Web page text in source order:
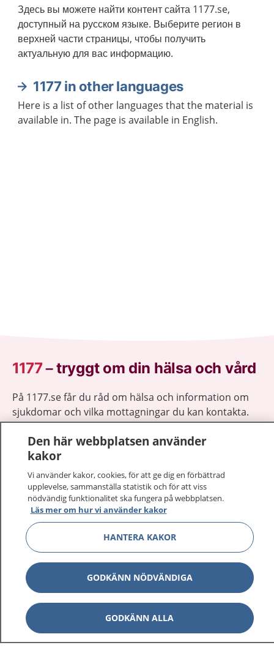
Здесь вы можете найти контент сайта 1177.se,
доступный на русском языке. Выберите регион в
верхней части страницы, чтобы получить
актуальную для вас информацию.
1177 in other languages
Here is a list of other languages that the material is
available in. The page is available in English.
1177–tryggt om din hälsa och vård
På 1177.se får du råd om hälsa och information om
sjukdomar och vilka mottagningar du kan kontakta.
Logga in för att läsa din journal och göra dina
vårdärenden. Ring telefonnummer 1177 för
sjukvårdsrådgivning dygnet runt.
1177 ger dig råd när du vill må bättre.
1177 på flera språk Show
Om 1177 Show
Kontakt Show
Den här webbplatsen använder
kakor
Vi använder kakor, cookies, för att ge dig en förbättrad
upplevelse, sammanställa statistik och för att viss
nödvändig funktionalitet ska fungera på webbplatsen.
Läs mer om hur vi använder kakor
HANTERA KAKOR
GODKÄNN NÖDVÄNDIGA
GODKÄNN ALLA